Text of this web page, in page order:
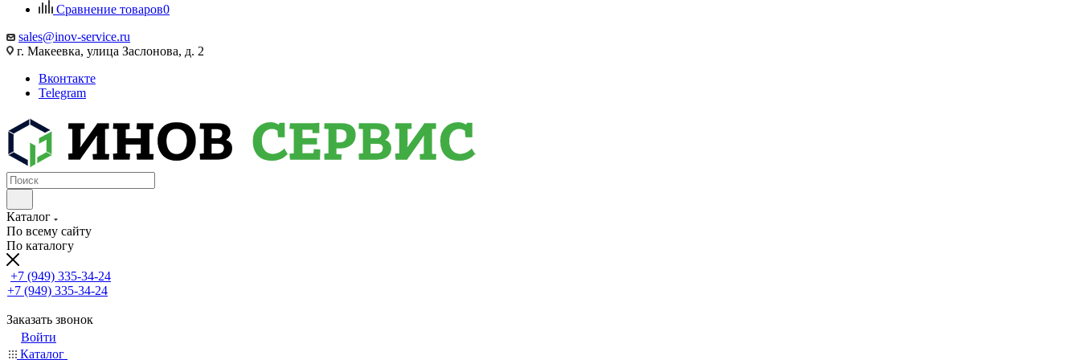
Сравнение товаров0
sales@inov-service.ru
г. Макеевка, улица Заслонова, д. 2
Вконтакте
Telegram
Каталог
По всему сайту
По каталогу
+7 (949) 335-34-24
+7 (949) 335-34-24
Заказать звонок
Войти
Каталог